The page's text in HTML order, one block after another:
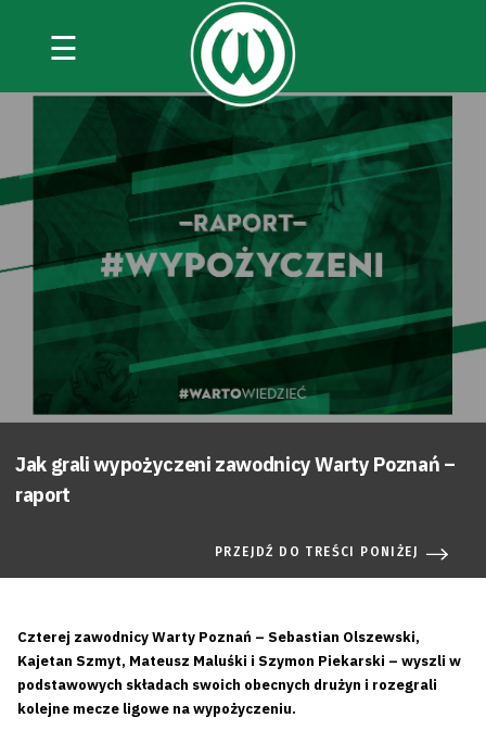
☰
Jak grali wypożyczeni zawodnicy Warty Poznań –
raport
PRZEJDŹ DO TREŚCI PONIŻEJ
Czterej zawodnicy Warty Poznań – Sebastian Olszewski,
Kajetan Szmyt, Mateusz Maluśki i Szymon Piekarski – wyszli w
podstawowych składach swoich obecnych drużyn i rozegrali
kolejne mecze ligowe na wypożyczeniu.